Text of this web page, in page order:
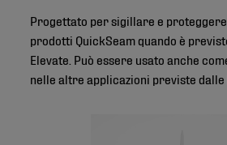
Progettato per sigillare e
prodotti QuickSeam quando è
Elevate. Può essere usato anche
nelle altre applicazioni previste dalle